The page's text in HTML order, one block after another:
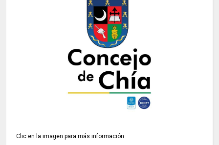
Clic en la imagen para más información